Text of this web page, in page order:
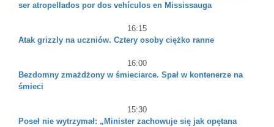
ser atropellados por dos vehículos en Mississauga
16:15
Atak grizzly na uczniów. Cztery osoby ciężko ranne
16:00
Bezdomny zmażdżony w śmieciarce. Spał w kontenerze na
śmieci
15:30
Poseł nie wytrzymał: „Minister zachowuje się jak opętana